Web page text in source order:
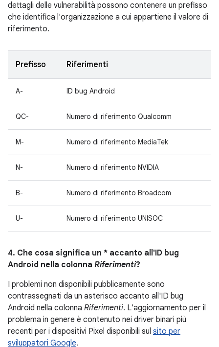
dettagli delle vulnerabilità possono contenere un prefisso
che identifica l'organizzazione a cui appartiene il valore di
riferimento.
Prefisso Riferimenti
A- ID bug Android
QC- Numero di riferimento Qualcomm
M- Numero di riferimento MediaTek
N- Numero di riferimento NVIDIA
B- Numero di riferimento Broadcom
U- Numero di riferimento UNISOC
4. Che cosa significa un * accanto all'ID bug
Android nella colonna Riferimenti?
I problemi non disponibili pubblicamente sono
contrassegnati da un asterisco accanto all'ID bug
Android nella colonna Riferimenti. L'aggiornamento per il
problema in genere è contenuto nei driver binari più
recenti per i dispositivi Pixel disponibili sul sito per
sviluppatori Google.